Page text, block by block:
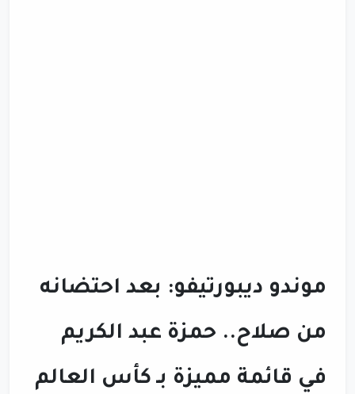
موندو ديبورتيفو: بعد احتضانه
من صلاح.. حمزة عبد الكريم
في قائمة مميزة بـ كأس العالم